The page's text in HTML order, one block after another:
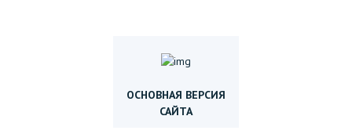
ОСНОВНАЯ ВЕРСИЯ
САЙТА